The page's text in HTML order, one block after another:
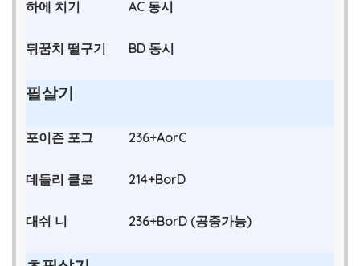
하에 치기 AC 동시
뒤꿈치 떨구기 BD 동시
필살기
포이즌 포그 236+AorC
데들리 클로 214+BorD
대쉬 니 236+BorD (공중가능)